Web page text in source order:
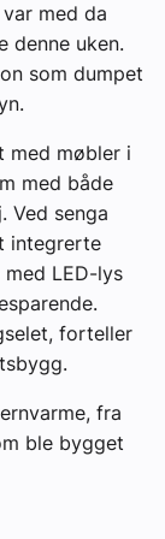
med da
denne uken.
som dumpet
med møbler i
med både
Ved senga
integrerte
LED-lys
forteller
fra
ble bygget